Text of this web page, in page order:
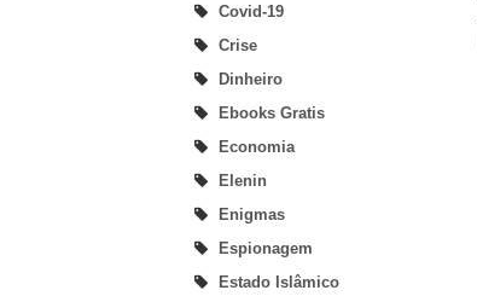
Covid-19
Crise
Dinheiro
Ebooks Gratis
Economia
Elenin
Enigmas
Espionagem
Estado Islâmico